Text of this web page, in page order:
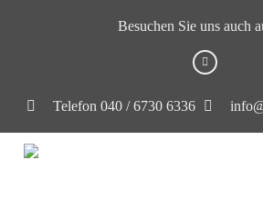
Besuchen Sie uns auch
Telefon 040 / 6730 6336